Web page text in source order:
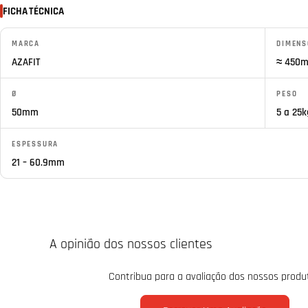
FICHA TÉCNICA
MARCA
AZAFIT ≈
Ø
50mm
PESO
5 a
ESPESSURA
21 – 60.9mm
A opinião dos nossos clientes
Contribua para a avaliação dos nossos